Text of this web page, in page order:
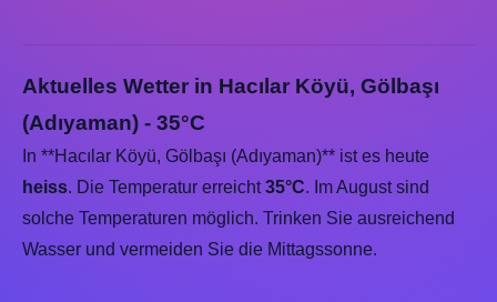
Aktuelles Wetter in Hacılar Köyü, Gölbaşı
(Adıyaman) - 35°C
In **Hacılar Köyü, Gölbaşı (Adıyaman)** ist es heute
heiss. Die Temperatur erreicht35°C. Im August sind
solche Temperaturen möglich. Trinken Sie ausreichend
Wasser und vermeiden Sie die Mittagssonne.